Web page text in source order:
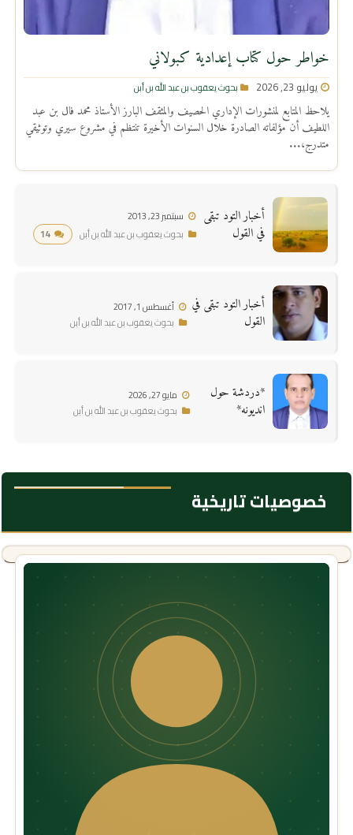
خواطر حول كتاب إعدادية كبولاني
يوليو 23, 2026 بحوث يعقوب بن عبد الله بن أبن
يلاحظ المتابع لمنشورات الإداري الحصيف والمثقف البارز الأستاذ محمد فال بن عبد
اللطيف أن مؤلفاته الصادرة خلال السنوات الأخيرة تنتظم في مشروع سيري وتوثيقي
متدرج،...
أخبار التود تبقى
في القول
سبتمبر 23, 2013
بحوث يعقوب بن عبد الله بن أبن 14
أخبار التود تبقى في
القول
أغسطس 1, 2017
بحوث يعقوب بن عبد الله بن أبن
*دردشة حول
انديونه*
مايو 27, 2026
بحوث يعقوب بن عبد الله بن أبن
خصوصيات تاريخية